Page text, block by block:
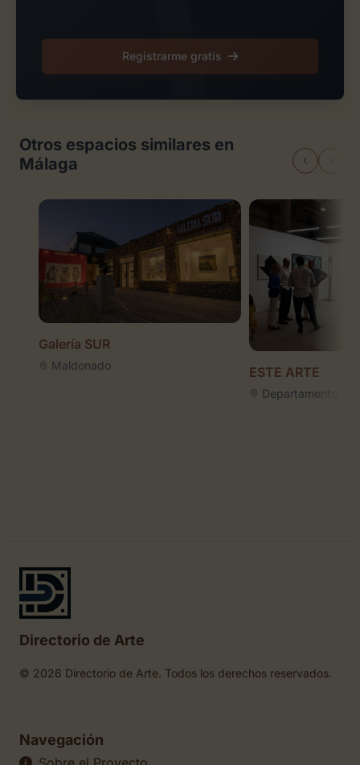
Registrarme gratis
Otros espacios similares en
Málaga
Galería SUR
Maldonado ESTE ARTE
Departamento de
Directorio de Arte
© 2026 Directorio de Arte. Todos los derechos reservados.
Navegación